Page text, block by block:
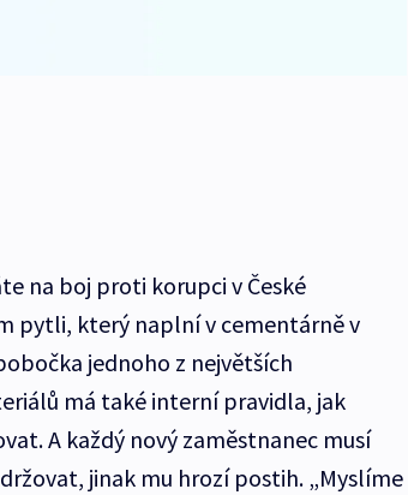
na boj proti korupci v České
pytli, který naplní v cementárně v
jednoho z největších
má také interní pravidla, jak
A každý nový zaměstnanec musí
jinak mu hrozí postih. „Myslíme